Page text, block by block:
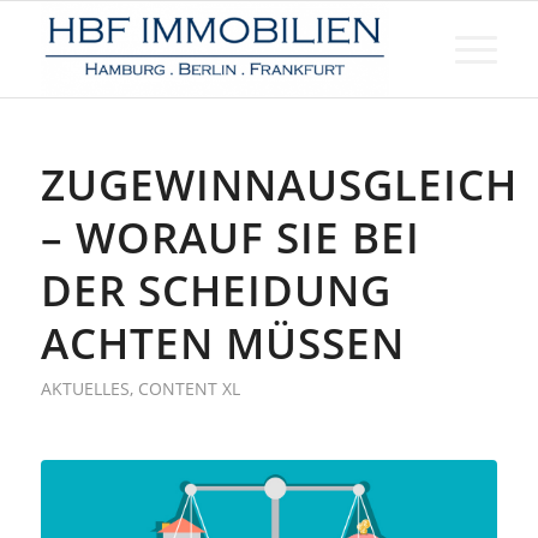
ZUGEWINNAUSGLEICH
– WORAUF SIE BEI
DER SCHEIDUNG
ACHTEN MÜSSEN
AKTUELLES, CONTENT XL